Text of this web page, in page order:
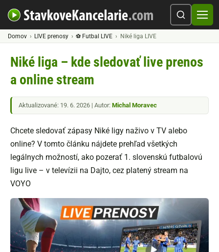
Domov LIVE prenosy ⚽ Futbal LIVE Niké liga LIVE
Niké liga – kde sledovať live prenos
a online stream
Aktualizované: 19. 6. 2026 | Autor: Michal Moravec
Chcete sledovať zápasy Niké ligy naživo v TV alebo
online? V tomto článku nájdete prehľad všetkých
legálnych možností, ako pozerať 1. slovenskú futbalovú
ligu live – v televízii na Dajto, cez platený stream na
VOYO